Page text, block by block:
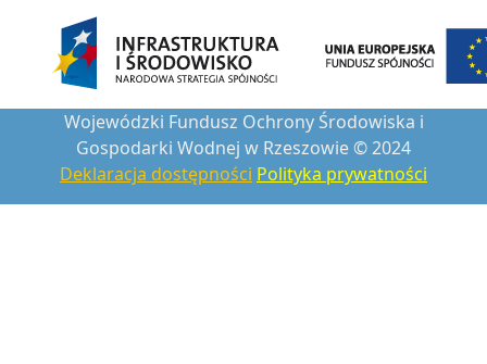
Wojewódzki Fundusz Ochrony Środowiska i
Gospodarki Wodnej w Rzeszowie © 2024
Deklaracja dostępności Polityka prywatności